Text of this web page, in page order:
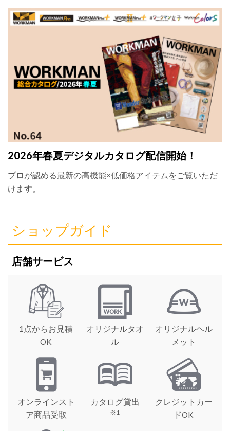
2026年春夏デジタルカタログ配信開始！
プロが認める最新の高機能×低価格アイテムをご覧いただ
けます。
ショップガイド
店舗サービス
1点からお見積
OK
オリジナルタオ
ル
オリジナルヘル
メット
オンラインスト
ア商品受取
カタログ貸出
※1
クレジットカー
ドOK